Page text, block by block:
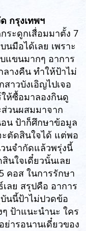
กรุงเทพฯ
ระดูกเสื่อมมาตั้ง 7
มือได้เลย เพราะ
แขนมากๆ อาการ
างคืน ทำให้ป้าไม่
าวบังเอิญไปเจอ
ให้ซื้อมาลองกินดู
ส่วนผสมมาจาก
น ป้าก็ศึกษาข้อมูล
ะตัดสินใจได้ แต่พอ
นจำกัดแล้วพรุ่งนี้
นใจเดี๋ยวนั้นเลย
คอส ในการรักษา
ลย สรุปคือ อาการ
นนี้ป้าไม่ปวดข้อ
ป้าแนะนำนะ ใคร
ย่ารอนานเดี๋ยวของ